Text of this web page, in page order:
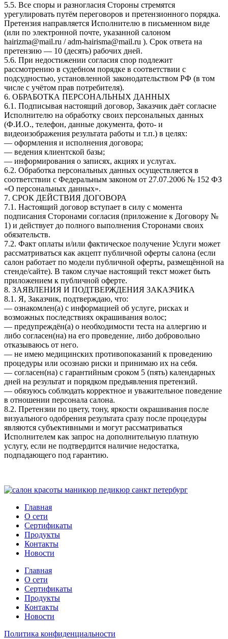
5.5. Все споры и разногласия Стороны стремятся
урегулировать путём переговоров и претензионного порядка.
Претензия направляется Исполнителю в письменном виде
(или по электронной почте, указанной салоном
hairizma@mail.ru / adm-hairisma@mail.ru ). Срок ответа на
претензию — 10 (десять) рабочих дней.
5.6. При недостижении согласия спор подлежит
рассмотрению в судебном порядке в соответствии с
подсудностью, установленной законодательством РФ (в том
числе с учётом прав потребителя).
6. ОБРАБОТКА ПЕРСОНАЛЬНЫХ ДАННЫХ
6.1. Подписывая настоящий договор, Заказчик даёт согласие
Исполнителю на обработку своих персональных данных
(Ф.И.О., телефон, данные документа, фото- и
видеоизображения результата работы и т.п.) в целях:
— оформления и исполнения договора;
— ведения клиентской базы;
— информирования о записях, акциях и услугах.
6.2. Обработка персональных данных осуществляется в
соответствии с Федеральным законом от 27.07.2006 № 152 ФЗ
«О персональных данных».
7. СРОК ДЕЙСТВИЯ ДОГОВОРА
7.1. Настоящий договор вступает в силу с момента
подписания Сторонами согласия (приложение к Договору №
1) и действует до полного выполнения Сторонами своих
обязательств.
7.2. Факт оплаты и/или фактическое получение Услуги может
рассматриваться как акцепт публичной оферты салона (если
салон работает по модели публичной оферты, размещённой на
стенде/сайте). В таком случае настоящий текст может быть
приложением к публичной оферте.
8. ЗАЯВЛЕНИЯ И ПОДТВЕРЖДЕНИЯ ЗАКАЗЧИКА
8.1. Я, Заказчик, подтверждаю, что:
— ознакомлен(а) с информацией об услуге, рисках и
возможных последствиях окрашивания волос;
— предупреждён(а) о необходимости теста на аллергию и
либо согласен(на) на его проведение, либо добровольно
отказываюсь от него.
— не имею медицинских противопоказаний к проведению
процедуры или осознаю риски и принимаю их на себя.
— согласен(на) с гарантийным сроком 5 (пять) календарных
дней на результат и порядком предъявления претензий.
— обязуюсь соблюдать корректное и уважительное поведение
в отношении персонала салона.
8.2. Претензии по цвету, тону, яркости окрашивания после
визуального одобрения результата сразу после процедуры
являются субъективными и могут рассматриваться
Исполнителем как запрос на дополнительную платную
услугу, если не подтвердится наличие недостатка,
подпадающего под гарантию.
Главная
О сети
Сертификаты
Продукты
Контакты
Новости
Главная
О сети
Сертификаты
Продукты
Контакты
Новости
Политика конфиденциальности